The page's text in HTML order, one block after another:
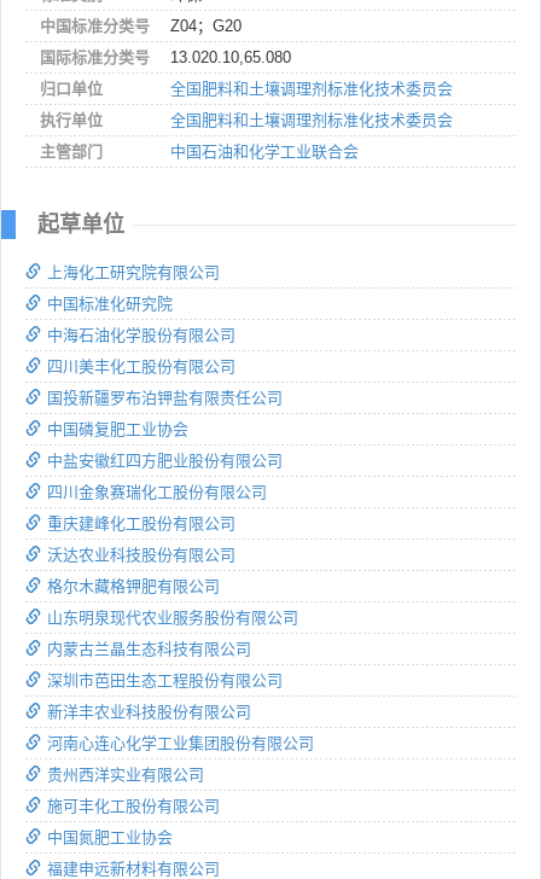
中国标准分类号
Z04；G20
国际标准分类号
13.020.10,65.080
归口单位
全国肥料和土壤调理剂标准化技术委员会
执行单位
全国肥料和土壤调理剂标准化技术委员会
主管部门
中国石油和化学工业联合会
起草单位
上海化工研究院有限公司
中国标准化研究院
中海石油化学股份有限公司
四川美丰化工股份有限公司
国投新疆罗布泊钾盐有限责任公司
中国磷复肥工业协会
中盐安徽红四方肥业股份有限公司
四川金象赛瑞化工股份有限公司
重庆建峰化工股份有限公司
沃达农业科技股份有限公司
格尔木藏格钾肥有限公司
山东明泉现代农业服务股份有限公司
内蒙古兰晶生态科技有限公司
深圳市芭田生态工程股份有限公司
新洋丰农业科技股份有限公司
河南心连心化学工业集团股份有限公司
贵州西洋实业有限公司
施可丰化工股份有限公司
中国氮肥工业协会
福建申远新材料有限公司